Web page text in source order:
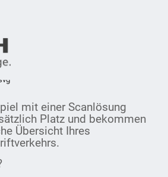
mit einer Scanlösung
Platz und bekommen
Übersicht Ihres